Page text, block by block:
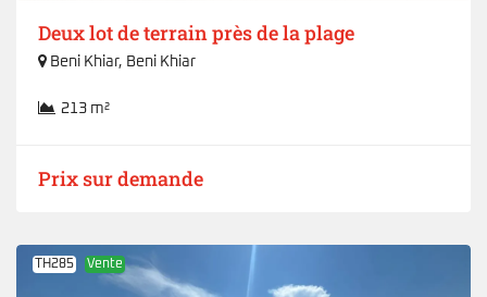
Deux lot de terrain près de la plage
Beni Khiar, Beni Khiar
213 m²
Prix sur demande
TH285 Vente